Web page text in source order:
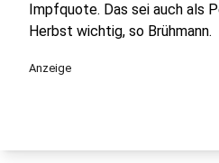
Impfquote. Das sei auch als
Herbst wichtig, so Brühmann.
Anzeige